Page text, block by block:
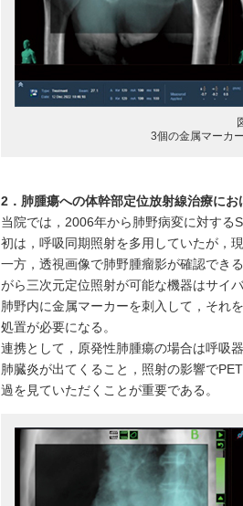
3個の金属マーカ
2．肺腫瘍への体幹部定位放射線治療にお
当院では，2006年から肺野病変に対する
初は，呼吸同期照射を多用していたが，
一方，透視画像で肺野腫瘤影が確認でき
がら三次元定位照射が可能な機器はサイ
肺野内に金属マーカーを刺入して，それ
処置が必要になる。
連携として，原発性肺腫瘍の場合は呼吸
肺臓炎が出てくること，照射の影響で
過を見ていただくことが重要である。